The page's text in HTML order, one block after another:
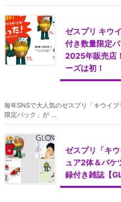
ゼスプリ キウ
付き数量限定
2025年販売店
ーズは初！
毎年SNSで大人気のゼスプリ「キウイ
限定パック」が ...
ゼスプリ「キ
ュア2体＆バケ
録付き雑誌【